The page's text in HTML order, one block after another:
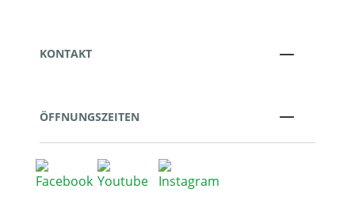
KONTAKT
ÖFFNUNGSZEITEN